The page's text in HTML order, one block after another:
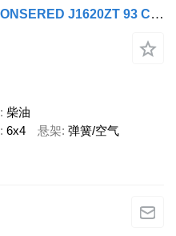
DAF XF 530 6X4 EURO 6 + JONSERED J1620ZT 93 CRANE
柴油
6x4 悬架 弹簧/空气